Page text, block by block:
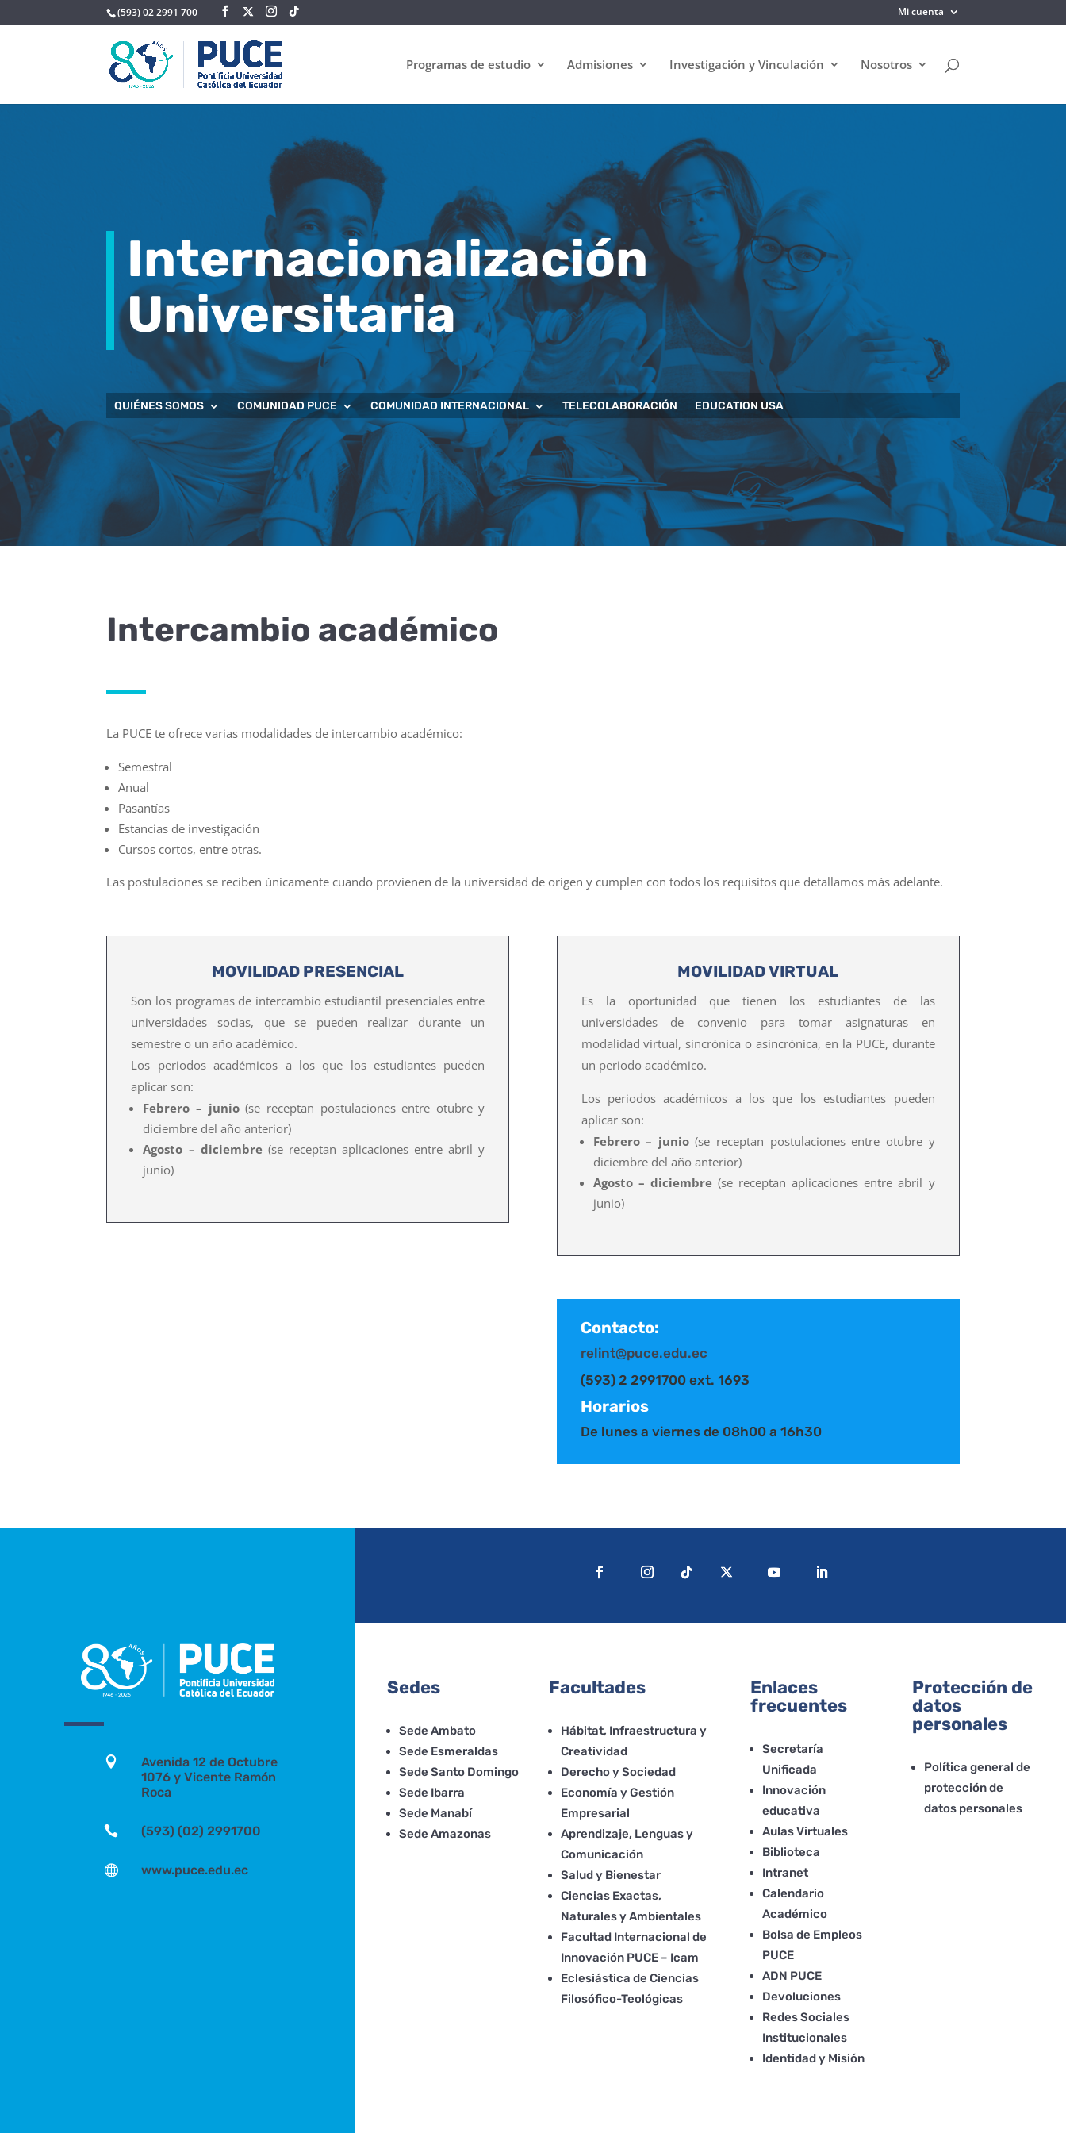
(593) 02 2991 700 Mi cuenta
Programas de estudio Admisiones Investigación y Vinculación Nosotros
Internacionalización
Universitaria
QUIÉNES SOMOS COMUNIDAD PUCE COMUNIDAD INTERNACIONAL TELECOLABORACIÓN EDUCATION USA
Intercambio académico
La PUCE te ofrece varias modalidades de intercambio académico:
Semestral
Anual
Pasantías
Estancias de investigación
Cursos cortos, entre otras.
Las postulaciones se reciben únicamente cuando provienen de la universidad de origen y cumplen con todos los requisitos que detallamos más adelante.
MOVILIDAD PRESENCIAL
Son los programas de intercambio estudiantil presenciales entre
universidades socias, que se pueden realizar durante un
semestre o un año académico.
Los periodos académicos a los que los estudiantes pueden
aplicar son:
Febrero – junio(se receptan postulaciones entre otubre y
diciembre del año anterior)
Agosto – diciembre(se receptan aplicaciones entre abril y
junio)
MOVILIDAD VIRTUAL
Es la oportunidad que tienen los estudiantes de las
universidades de convenio para tomar asignaturas en
modalidad virtual, sincrónica o asincrónica, en la PUCE, durante
un periodo académico.
Los periodos académicos a los que los estudiantes pueden
aplicar son:
Febrero – junio(se receptan postulaciones entre otubre y
diciembre del año anterior)
Agosto – diciembre(se receptan aplicaciones entre abril y
junio)
Contacto:
relint@puce.edu.ec
(593) 2 2991700 ext. 1693
Horarios
De lunes a viernes de 08h00 a 16h30

Avenida 12 de Octubre
1076 y Vicente Ramón
Roca
 (593) (02) 2991700
 www.puce.edu.ec
Sedes
Sede Ambato
Sede Esmeraldas
Sede Santo Domingo
Sede Ibarra
Sede Manabí
Sede Amazonas
Facultades
Hábitat, Infraestructura y
Creatividad
Derecho y Sociedad
Economía y Gestión
Empresarial
Aprendizaje, Lenguas y
Comunicación
Salud y Bienestar
Ciencias Exactas,
Naturales y Ambientales
Facultad Internacional de
Innovación PUCE – Icam
Eclesiástica de Ciencias
Filosófico-Teológicas
Enlaces
frecuentes
Secretaría
Unificada
Innovación
educativa
Aulas Virtuales
Biblioteca
Intranet
Calendario
Académico
Bolsa de Empleos
PUCE
ADN PUCE
Devoluciones
Redes Sociales
Institucionales
Identidad y Misión
Protección de
datos
personales
Política general de
protección de
datos personales